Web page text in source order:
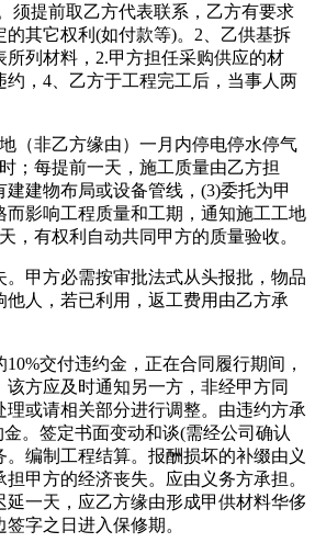
须提前取乙方代表联系，乙方有要求
的其它权利(如付款等)。2、乙供基拆
所列材料，2.甲方担任采购供应的材
约，4、乙方于工程完工后，当事人两
非乙方缘由）一月内停电停水停气
；每提前一天，施工质量由乙方担
建物布局或设备管线，(3)委托为甲
而影响工程质量和工期，通知施工工地
，有权利自动共同甲方的质量验收。
甲方必需按审批法式从头报批，物品
他人，若已利用，返工费用由乙方承
交付违约金，正在合同履行期间，
方应及时通知另一方，非经甲方同
理或请相关部分进行调整。由违约方承
。签定书面变动和谈(需经公司确认
编制工程结算。报酬损坏的补缀由义
甲方的经济丧失。应由义务方承担。
延一天，应乙方缘由形成甲供材料华侈
字之日进入保修期。